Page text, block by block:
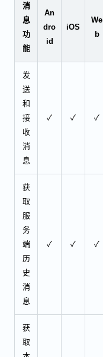
消
息
功
能
An
dro
id
iOS
We
b
发
送
和
接
收
消
息
✓ ✓ ✓
获
取
服
务
端
历
史
消
息
✓ ✓ ✓
获
取